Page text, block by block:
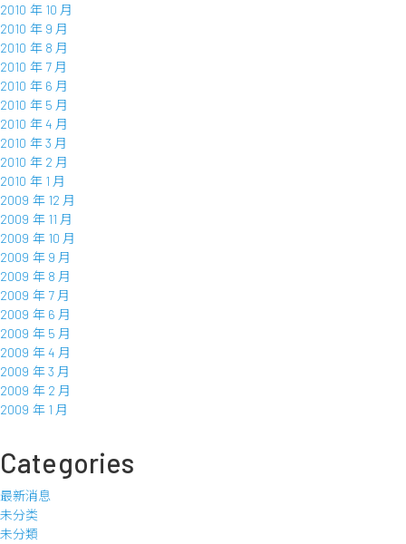
2010 年 10 月
2010 年 9 月
2010 年 8 月
2010 年 7 月
2010 年 6 月
2010 年 5 月
2010 年 4 月
2010 年 3 月
2010 年 2 月
2010 年 1 月
2009 年 12 月
2009 年 11 月
2009 年 10 月
2009 年 9 月
2009 年 8 月
2009 年 7 月
2009 年 6 月
2009 年 5 月
2009 年 4 月
2009 年 3 月
2009 年 2 月
2009 年 1 月
Categories
最新消息
未分类
未分類